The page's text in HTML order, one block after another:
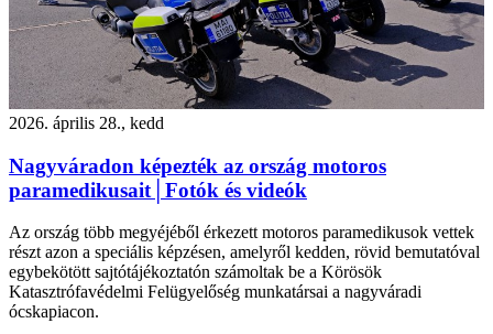
2026. április 28., kedd
Nagyváradon képezték az ország motoros
paramedikusait│Fotók és videók
Az ország több megyéjéből érkezett motoros paramedikusok vettek
részt azon a speciális képzésen, amelyről kedden, rövid bemutatóval
egybekötött sajtótájékoztatón számoltak be a Körösök
Katasztrófavédelmi Felügyelőség munkatársai a nagyváradi
ócskapiacon.